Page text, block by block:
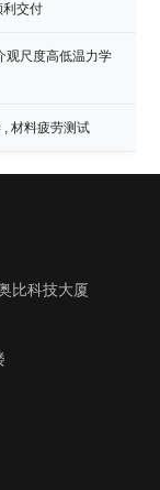
利交付
观尺度高低温力学
,材料疲劳测试
比科技大厦